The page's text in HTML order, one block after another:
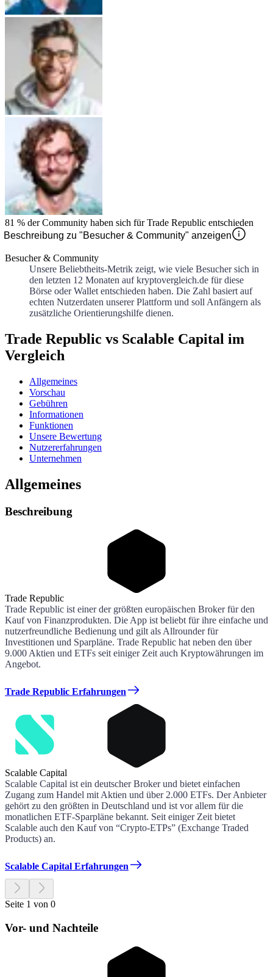
81 % der Community haben sich fürTrade Republic entschieden
Beschreibung zu "Besucher & Community" anzeigen
Besucher & Community
Unsere Beliebtheits-Metrik zeigt, wie viele Besucher sich in
den letzten 12 Monaten auf kryptovergleich.de für diese
Börse oder Wallet entschieden haben. Die Zahl basiert auf
echten Nutzerdaten unserer Plattform und soll Anfängern als
zusätzliche Orientierungshilfe dienen.
Trade Republic vs Scalable Capital im
Vergleich
Allgemeines
Vorschau
Gebühren
Informationen
Funktionen
Unsere Bewertung
Nutzererfahrungen
Unternehmen
Allgemeines
Beschreibung
Trade Republic
Trade Republic ist einer der größten europäischen Broker für den
Kauf von Finanzprodukten. Die App ist beliebt für ihre einfache und
nutzerfreundliche Bedienung und gilt als Allrounder für
Investitionen und Sparpläne. Trade Republic hat neben den über
9.000 Aktien und ETFs seit einiger Zeit auch Kryptowährungen im
Angebot.
Trade Republic Erfahrungen
Scalable Capital
Scalable Capital ist ein deutscher Broker und bietet einfachen
Zugang zum Handel mit Aktien und über 2.000 ETFs. Der Anbieter
gehört zu den größten in Deutschland und ist vor allem für die
monatlichen ETF-Sparpläne bekannt. Seit einiger Zeit bietet
Scalable auch den Kauf von “Crypto-ETPs” (Exchange Traded
Products) an.
Scalable Capital Erfahrungen
Seite 1 von 0
Vor- und Nachteile